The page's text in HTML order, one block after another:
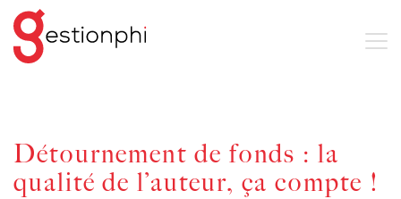
Détournement de fonds : la
qualité de l’auteur, ça compte !